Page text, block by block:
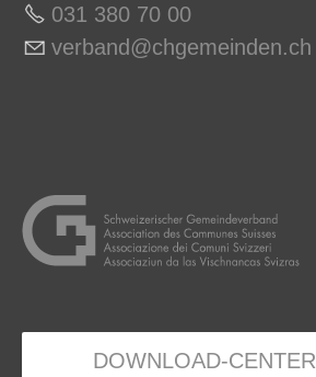
031 380 70 00
v rb nd chg m nd n ch
DOWNLOAD-CENTER